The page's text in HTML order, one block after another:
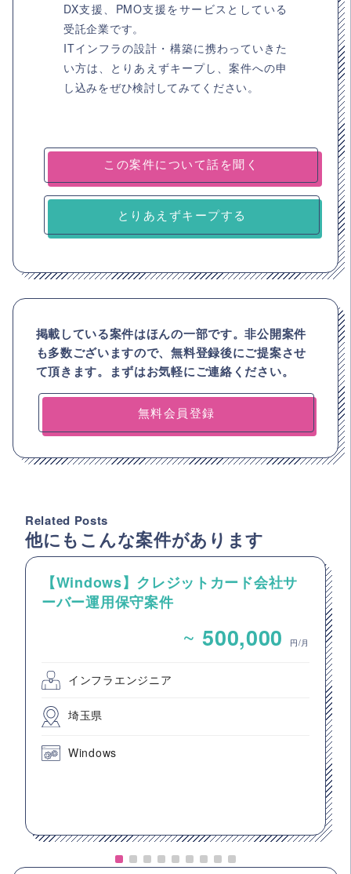
DX支援、PMO支援をサービスとしている
受託企業です。
ITインフラの設計・構築に携わっていきた
い方は、とりあえずキープし、案件への申
し込みをぜひ検討してみてください。
とりあえずキープする
掲載している案件はほんの一部です。非公開案件
も多数ございますので、無料登録後にご提案させ
て頂きます。まずはお気軽にご連絡ください。
無料会員登録
Related Posts
他にもこんな案件があります
【Windows】クレジットカード会社サ
ーバー運用保守案件
~ 500,000 円/月
インフラエンジニア
埼玉県
Windows